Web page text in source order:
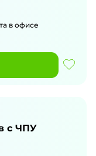
в офисе
с ЧПУ